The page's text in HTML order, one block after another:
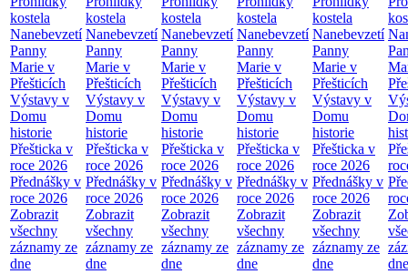
kostela
Nanebevzetí
Panny
Marie v
Přešticích
Výstavy v
Domu
historie
Přešticka v
roce 2026
Přednášky v
roce 2026
Zobrazit
všechny
záznamy ze
dne
kostela
Nanebevzetí
Panny
Marie v
Přešticích
Výstavy v
Domu
historie
Přešticka v
roce 2026
Přednášky v
roce 2026
Zobrazit
všechny
záznamy ze
dne
kostela
Nanebevzetí
Panny
Marie v
Přešticích
Výstavy v
Domu
historie
Přešticka v
roce 2026
Přednášky v
roce 2026
Zobrazit
všechny
záznamy ze
dne
kostela
Nanebevzetí
Panny
Marie v
Přešticích
Výstavy v
Domu
historie
Přešticka v
roce 2026
Přednášky v
roce 2026
Zobrazit
všechny
záznamy ze
dne
kostela
Nanebevzetí
Panny
Marie v
Přešticích
Výstavy v
Domu
historie
Přešticka v
roce 2026
Přednášky v
roce 2026
Zobrazit
všechny
záznamy ze
dne
dne